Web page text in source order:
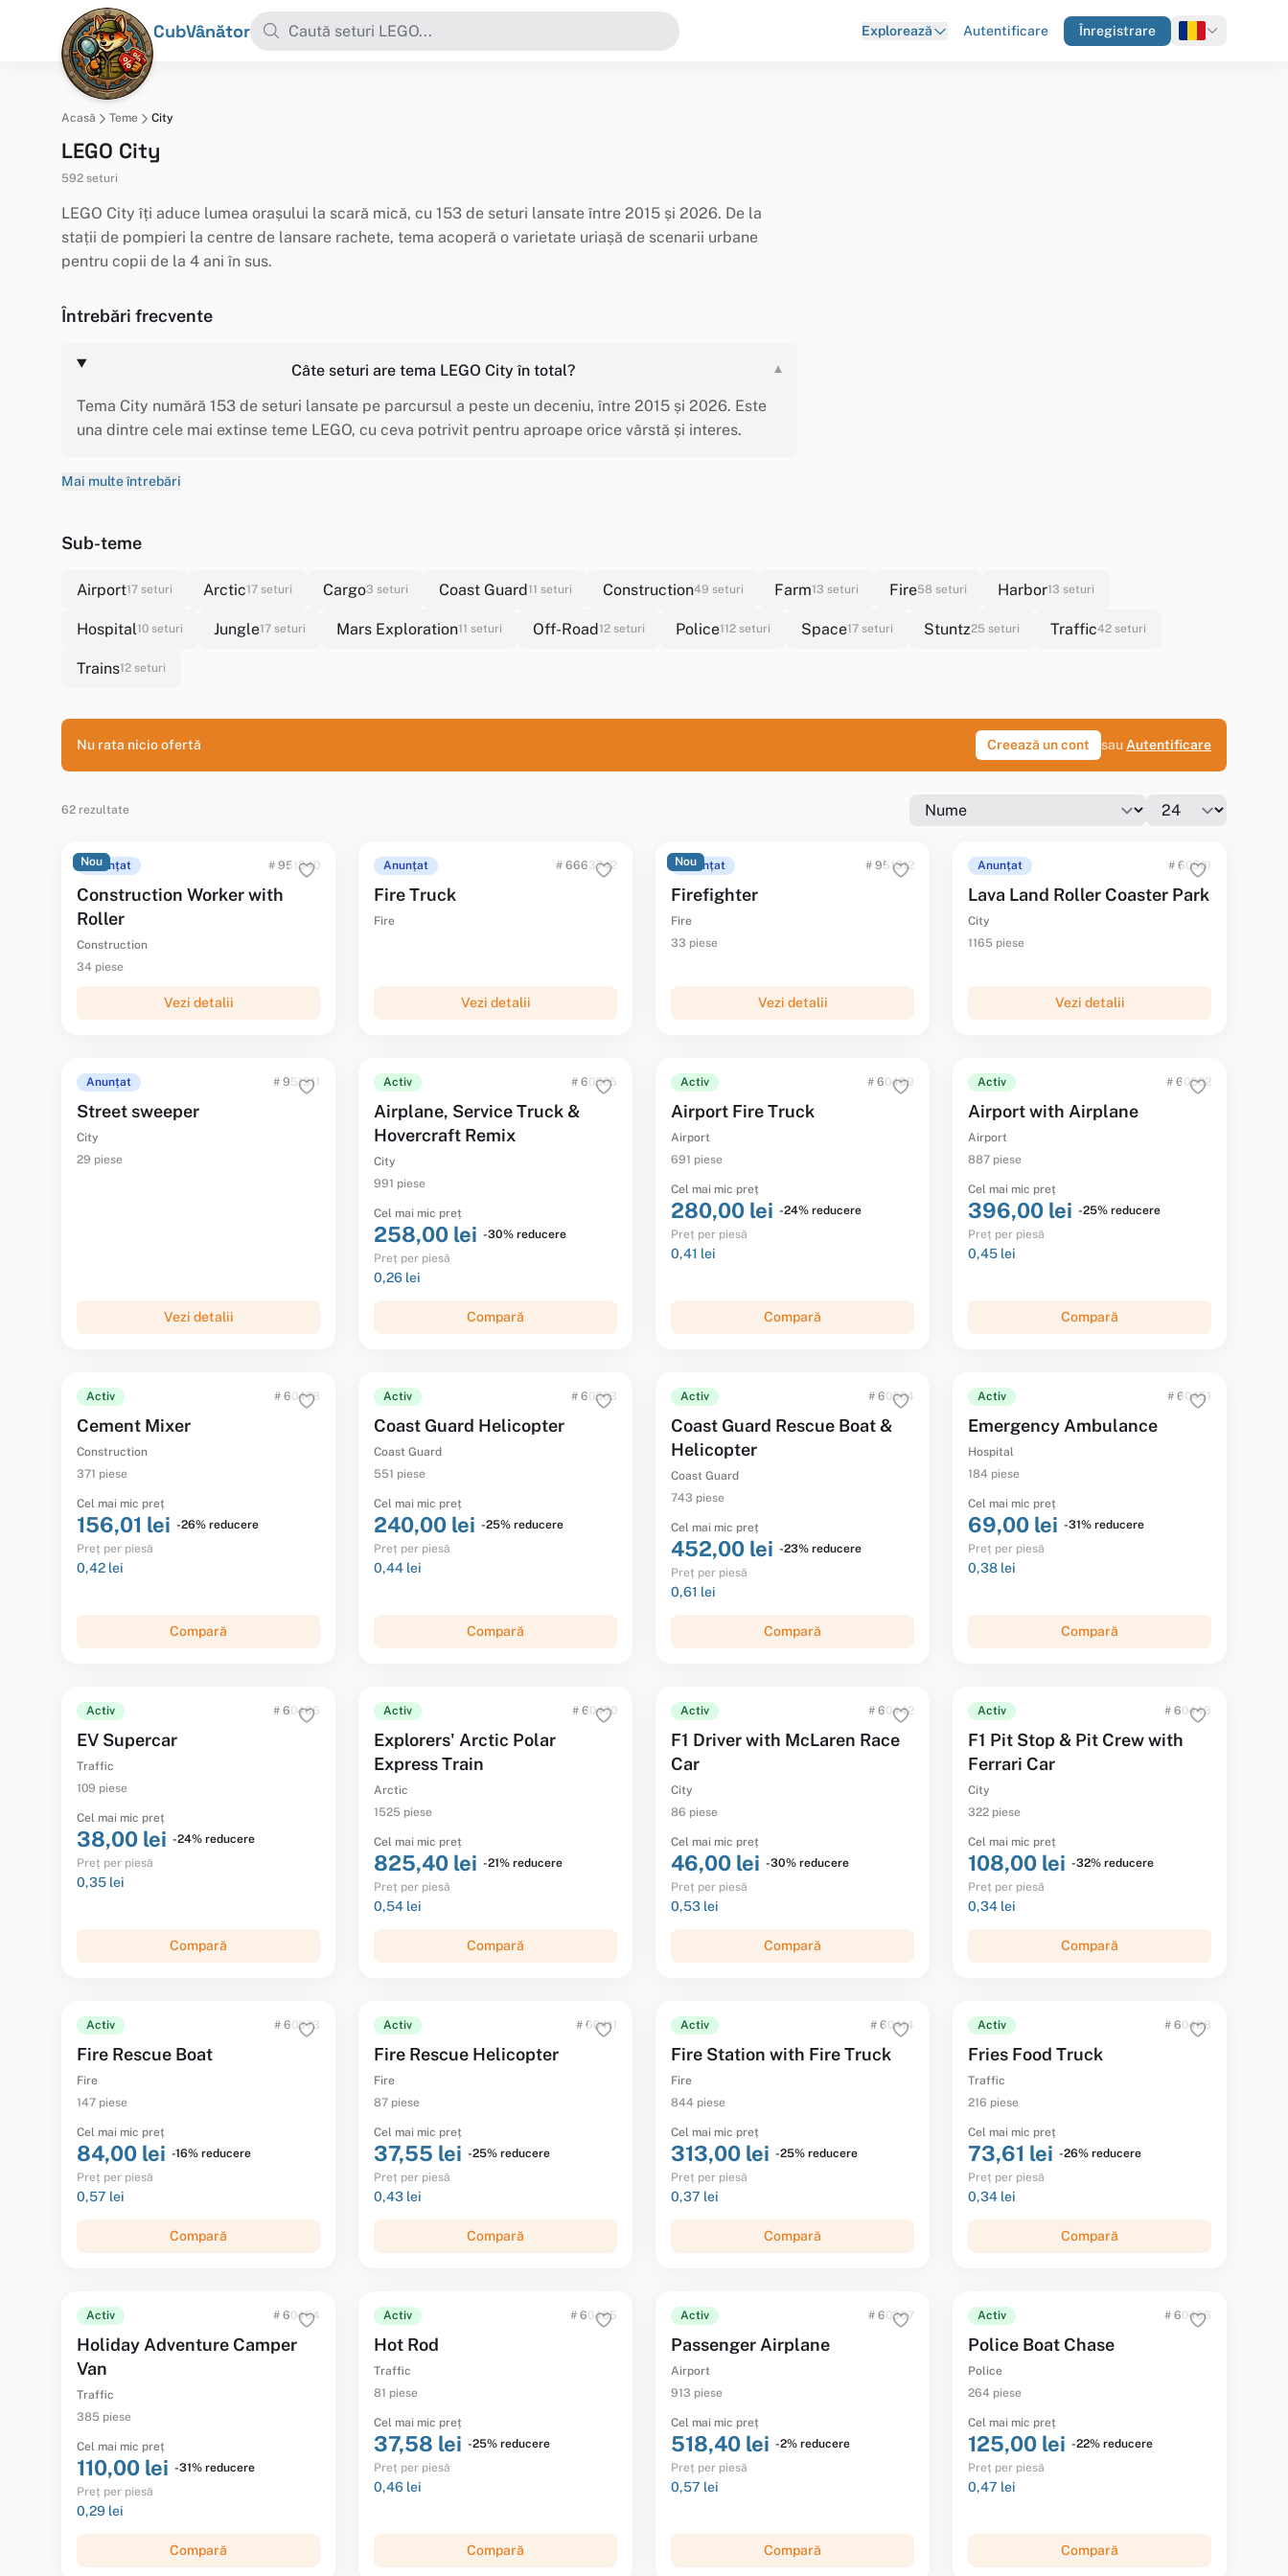
CubVânător Explorează Autentificare Înregistrare
Acasă Teme City
LEGO City
592 seturi
LEGO City îți aduce lumea orașului la scară mică, cu 153 de seturi lansate între 2015 și 2026. De la
stații de pompieri la centre de lansare rachete, tema acoperă o varietate uriașă de scenarii urbane
pentru copii de la 4 ani în sus.
Întrebări frecvente
Câte seturi are tema LEGO City în total?
▾
Tema City numără 153 de seturi lansate pe parcursul a peste un deceniu, între 2015 și 2026. Este
una dintre cele mai extinse teme LEGO, cu ceva potrivit pentru aproape orice vârstă și interes.
Mai multe întrebări
Sub-teme
Airport17 seturi Arctic17 seturi Cargo3 seturi Coast Guard11 seturi Construction49 seturi Farm13 seturi Fire58 seturi Harbor13 seturi
Hospital10 seturi Jungle17 seturi Mars Exploration11 seturi Off-Road12 seturi Police112 seturi Space17 seturi Stuntz25 seturi Traffic42 seturi
Trains12 seturi
Nu rata nicio ofertă Creează un cont sau Autentificare
62 rezultate
Nou
Anunțat # 951340
Construction Worker with
Roller
Construction
34 piese
Vezi detalii
Anunțat # 6663742
Fire Truck
Fire
Vezi detalii
Nou
Anunțat # 951312
Firefighter
Fire
33 piese
Vezi detalii
Anunțat # 60501
Lava Land Roller Coaster Park
City
1165 piese
Vezi detalii
Anunțat # 951311
Street sweeper
City
29 piese
Vezi detalii
Activ # 60505
Airplane, Service Truck &
Hovercraft Remix
City
991 piese
Cel mai mic preț
258,00 lei -30% reducere
Preț per piesă
0,26 lei
Compară
Activ # 60499
Airport Fire Truck
Airport
691 piese
Cel mai mic preț
280,00 lei -24% reducere
Preț per piesă
0,41 lei
Compară
Activ # 60502
Airport with Airplane
Airport
887 piese
Cel mai mic preț
396,00 lei -25% reducere
Preț per piesă
0,45 lei
Compară
Activ # 60478
Cement Mixer
Construction
371 piese
Cel mai mic preț
156,01 lei -26% reducere
Preț per piesă
0,42 lei
Compară
Activ # 60503
Coast Guard Helicopter
Coast Guard
551 piese
Cel mai mic preț
240,00 lei -25% reducere
Preț per piesă
0,44 lei
Compară
Activ # 60504
Coast Guard Rescue Boat &
Helicopter
Coast Guard
743 piese
Cel mai mic preț
452,00 lei -23% reducere
Preț per piesă
0,61 lei
Compară
Activ # 60451
Emergency Ambulance
Hospital
184 piese
Cel mai mic preț
69,00 lei -31% reducere
Preț per piesă
0,38 lei
Compară
Activ # 60486
EV Supercar
Traffic
109 piese
Cel mai mic preț
38,00 lei -24% reducere
Preț per piesă
0,35 lei
Compară
Activ # 60470
Explorers' Arctic Polar
Express Train
Arctic
1525 piese
Cel mai mic preț
825,40 lei -21% reducere
Preț per piesă
0,54 lei
Compară
Activ # 60442
F1 Driver with McLaren Race
Car
City
86 piese
Cel mai mic preț
46,00 lei -30% reducere
Preț per piesă
0,53 lei
Compară
Activ # 60443
F1 Pit Stop & Pit Crew with
Ferrari Car
City
322 piese
Cel mai mic preț
108,00 lei -32% reducere
Preț per piesă
0,34 lei
Compară
Activ # 60373
Fire Rescue Boat
Fire
147 piese
Cel mai mic preț
84,00 lei -16% reducere
Preț per piesă
0,57 lei
Compară
Activ # 60411
Fire Rescue Helicopter
Fire
87 piese
Cel mai mic preț
37,55 lei -25% reducere
Preț per piesă
0,43 lei
Compară
Activ # 60414
Fire Station with Fire Truck
Fire
844 piese
Cel mai mic preț
313,00 lei -25% reducere
Preț per piesă
0,37 lei
Compară
Activ # 60488
Fries Food Truck
Traffic
216 piese
Cel mai mic preț
73,61 lei -26% reducere
Preț per piesă
0,34 lei
Compară
Activ # 60454
Holiday Adventure Camper
Van
Traffic
385 piese
Cel mai mic preț
110,00 lei -31% reducere
Preț per piesă
0,29 lei
Compară
Activ # 60485
Hot Rod
Traffic
81 piese
Cel mai mic preț
37,58 lei -25% reducere
Preț per piesă
0,46 lei
Compară
Activ # 60367
Passenger Airplane
Airport
913 piese
Cel mai mic preț
518,40 lei -2% reducere
Preț per piesă
0,57 lei
Compară
Activ # 60456
Police Boat Chase
Police
264 piese
Cel mai mic preț
125,00 lei -22% reducere
Preț per piesă
0,47 lei
Compară